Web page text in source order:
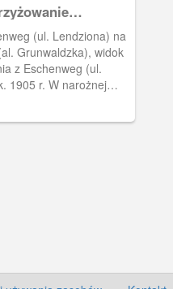
(ul. Lendziona) na
Grunwaldzka), widok
z Eschenweg (ul.
1905 r. W narożnej